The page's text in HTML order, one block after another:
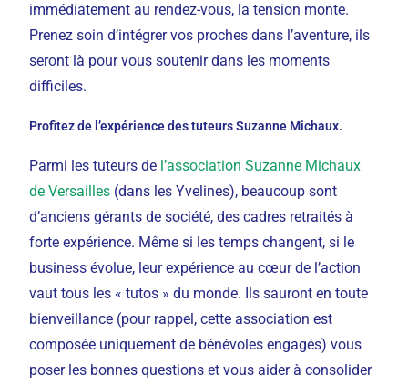
immédiatement au rendez-vous, la tension monte.
Prenez soin d’intégrer vos proches dans l’aventure, ils
seront là pour vous soutenir dans les moments
difficiles.
Profitez de l’expérience des tuteurs Suzanne Michaux.
Parmi les tuteurs de l’association Suzanne Michaux
de Versailles (dans les Yvelines), beaucoup sont
d’anciens gérants de société, des cadres retraités à
forte expérience. Même si les temps changent, si le
business évolue, leur expérience au cœur de l’action
vaut tous les « tutos » du monde. Ils sauront en toute
bienveillance (pour rappel, cette association est
composée uniquement de bénévoles engagés) vous
poser les bonnes questions et vous aider à consolider